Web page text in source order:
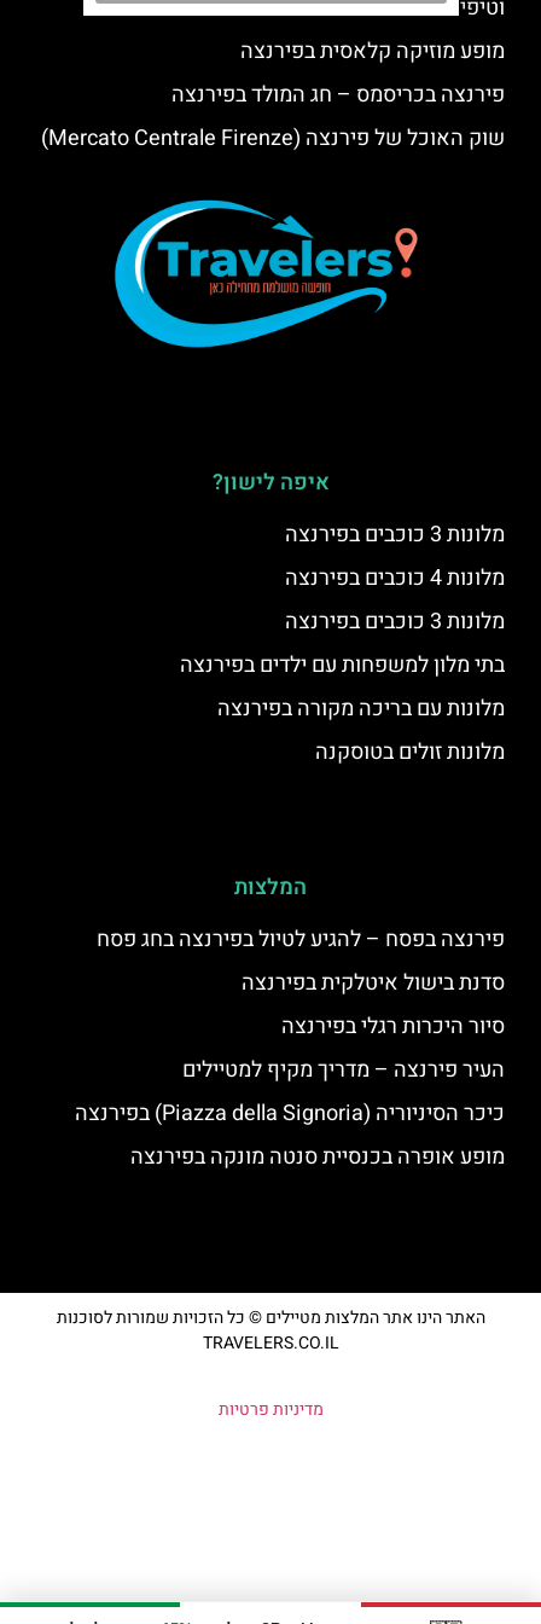
וטיפים
מופע מוזיקה קלאסית בפירנצה
פירנצה בכריסמס – חג המולד בפירנצה
שוק האוכל של פירנצה (Mercato Centrale Firenze)
איפה לישון?
מלונות 3 כוכבים בפירנצה
מלונות 4 כוכבים בפירנצה
מלונות 3 כוכבים בפירנצה
בתי מלון למשפחות עם ילדים בפירנצה
מלונות עם בריכה מקורה בפירנצה
מלונות זולים בטוסקנה
המלצות
פירנצה בפסח – להגיע לטיול בפירנצה בחג פסח
סדנת בישול איטלקית בפירנצה
סיור היכרות רגלי בפירנצה
העיר פירנצה – מדריך מקיף למטיילים
כיכר הסיניוריה (Piazza della Signoria) בפירנצה
מופע אופרה בכנסיית סנטה מונקה בפירנצה
האתר הינו אתר המלצות מטיילים © כל הזכויות שמורות לסוכנות
TRAVELERS.CO.IL
מדיניות פרטיות